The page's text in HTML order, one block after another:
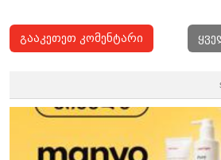
გააკეთეთ კომენტარი